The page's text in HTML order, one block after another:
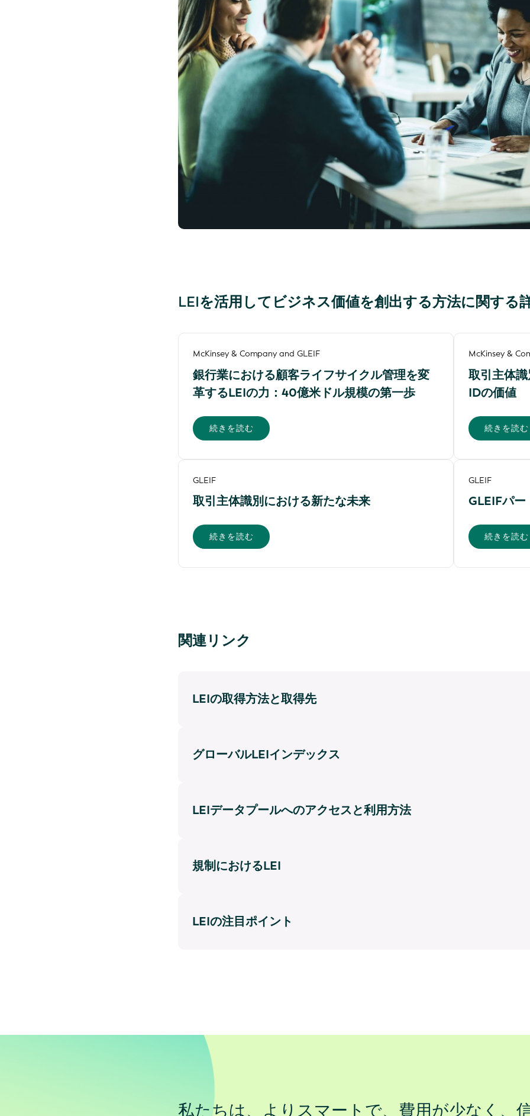
LEIを活用してビジネス価値を創出する方法に関する
McKinsey & Company and GLEIF
銀行業における顧客ライフサイクル管理を変
革するLEIの力：40億米ドル規模の第一歩
続きを読む
McKinsey &
取引主体
IDの価値
続きを読む
GLEIF
取引主体識別における新たな未来
続きを読む
GLEIF
GLEIFパ
続きを読む
関連リンク
LEIの取得方法と取得先
グローバルLEIインデックス
LEIデータプールへのアクセスと利用方法
規制におけるLEI
LEIの注目ポイント
私たちは、よりスマートで、費用が少なく、